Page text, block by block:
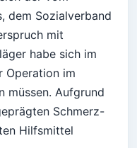
dem Sozialverband
mit
habe sich im
Operation im
müssen. Aufgrund
Schmerz-
Hilfsmittel